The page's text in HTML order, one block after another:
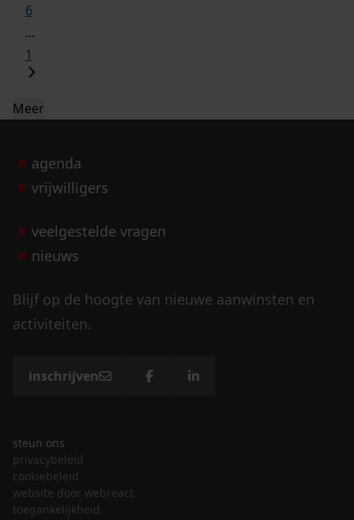
6
...
1
Meer
agenda
vrijwilligers
veelgestelde vragen
nieuws
Blijf op de hoogte van nieuwe aanwinsten en
activiteiten.
inschrijven
steun ons
privacybeleid
cookiebeleid
website door webreact
toegankelijkheid